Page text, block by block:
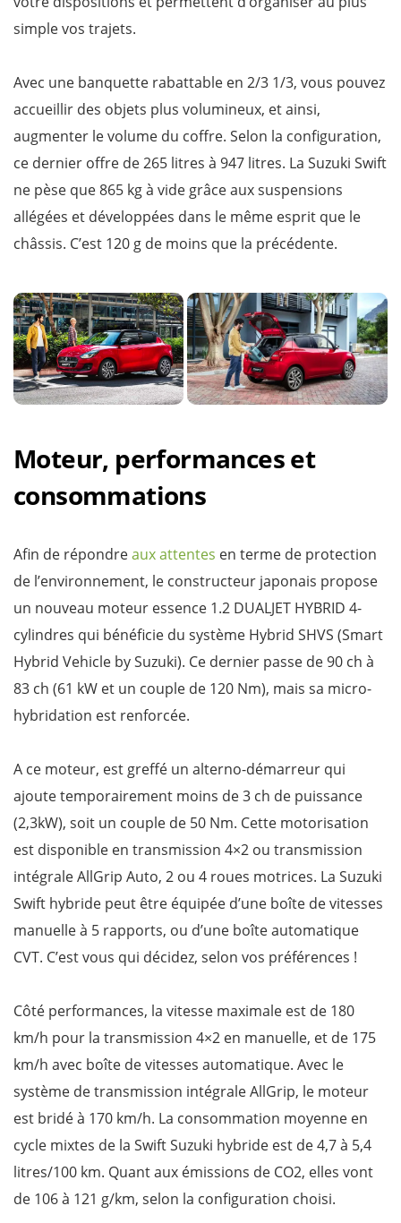
simple vos trajets.
Avec une banquette rabattable en 2/3 1/3, vous pouvez
accueillir des objets plus volumineux, et ainsi,
augmenter le volume du coffre. Selon la configuration,
ce dernier offre de 265 litres à 947 litres. La Suzuki Swift
ne pèse que 865 kg à vide grâce aux suspensions
allégées et développées dans le même esprit que le
châssis. C’est 120 g de moins que la précédente.
Moteur, performances et
consommations
Afin de répondreaux attentes en terme de protection
de l’environnement, le constructeur japonais propose
un nouveau moteur essence 1.2 DUALJET HYBRID 4-
cylindres qui bénéficie du système Hybrid SHVS (Smart
Hybrid Vehicle by Suzuki). Ce dernier passe de 90 ch à
83 ch (61 kW et un couple de 120 Nm), mais sa micro-
hybridation est renforcée.
A ce moteur, est greffé un alterno-démarreur qui
ajoute temporairement moins de 3 ch de puissance
(2,3kW), soit un couple de 50 Nm. Cette motorisation
est disponible en transmission 4×2 ou transmission
intégrale AllGrip Auto, 2 ou 4 roues motrices. La Suzuki
Swift hybride peut être équipée d’une boîte de vitesses
manuelle à 5 rapports, ou d’une boîte automatique
CVT. C’est vous qui décidez, selon vos préférences !
Côté performances, la vitesse maximale est de 180
km/h pour la transmission 4×2 en manuelle, et de 175
km/h avec boîte de vitesses automatique. Avec le
système de transmission intégrale AllGrip, le moteur
est bridé à 170 km/h. La consommation moyenne en
cycle mixtes de la Swift Suzuki hybride est de 4,7 à 5,4
litres/100 km. Quant aux émissions de CO2, elles vont
de 106 à 121 g/km, selon la configuration choisi.